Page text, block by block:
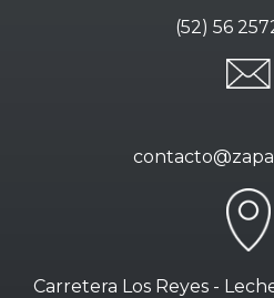
(52) 56
Carretera Los Reyes -